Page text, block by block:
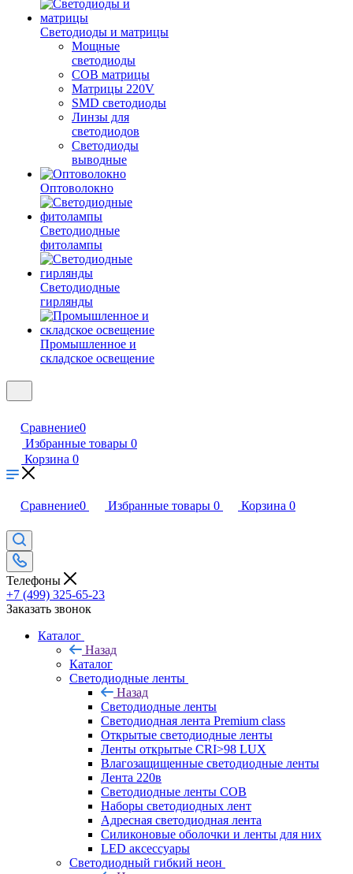
Светодиоды и матрицы
Мощные
светодиоды
COB матрицы
Матрицы 220V
SMD светодиоды
Линзы для
светодиодов
Светодиоды
выводные
Оптоволокно
Светодиодные
фитолампы
Светодиодные
гирлянды
Промышленное и
складское освещение
Сравнение0
Избранные товары 0
Корзина 0
Сравнение0 Избранные товары 0 Корзина 0
Телефоны
+7 (499) 325-65-23
Заказать звонок
Каталог
Назад
Каталог
Светодиодные ленты
Назад
Светодиодные ленты
Светодиодная лента Premium class
Открытые светодиодные ленты
Ленты открытые CRI>98 LUX
Влагозащищенные светодиодные ленты
Лента 220в
Светодиодные ленты COB
Наборы светодиодных лент
Адресная светодиодная лента
Силиконовые оболочки и ленты для них
LED аксессуары
Светодиодный гибкий неон